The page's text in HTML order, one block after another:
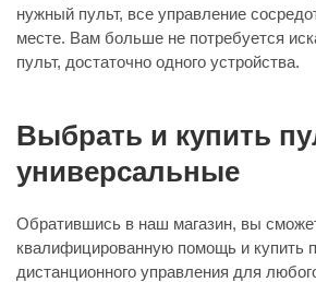
нужный пульт, все управление
месте. Вам больше не потребуется
пульт, достаточно одного устройства.
Выбрать и купить
универсальные
Обратившись в наш магазин, вы
квалифицированную помощь и купить
дистанционного управления для